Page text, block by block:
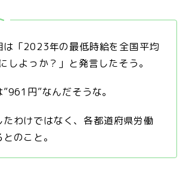
は「2023年の最低時給を全国平均
しよっか？」と発言したそう。
”961円”なんだそうな。
たわけではなく、各都道府県労働
のこと。